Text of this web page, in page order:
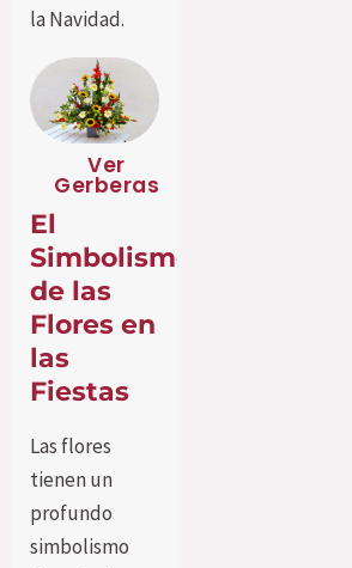
la Navidad.
Ver
Gerberas
El
Simbolismo
de las
Flores en
las
Fiestas
Las flores
tienen un
profundo
simbolismo